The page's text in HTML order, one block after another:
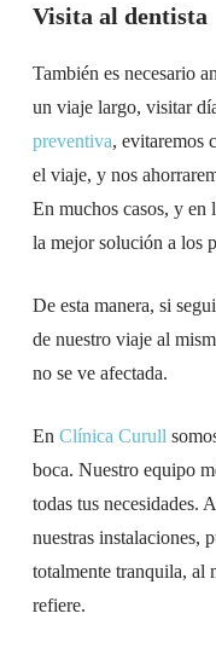
Visita al dentista
También es necesario
un viaje largo, visitar
preventiva, evitaremos
el viaje, y nos
En muchos casos, y en
la mejor solución a los
De esta manera, si
de nuestro viaje al
no se ve afectada.
En Clínica Curull
boca. Nuestro equipo
todas tus necesidades.
nuestras instalaciones,
totalmente tranquila, al
refiere.